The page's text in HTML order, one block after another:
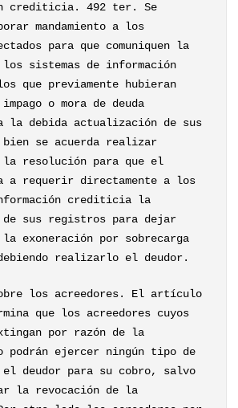
crediticia. 492 ter. Se
mandamiento a los
para que comuniquen la
los sistemas de información
que previamente hubieran
o mora de deuda
la debida actualización de sus
se acuerda realizar
la resolución para que el
a requerir directamente a los
crediticia la
sus registros para dejar
exoneración por sobrecarga
realizarlo el deudor.
los acreedores. El artículo
que los acreedores cuyos
por razón de la
podrán ejercer ningún tipo de
deudor para su cobro, salvo
la revocación de la